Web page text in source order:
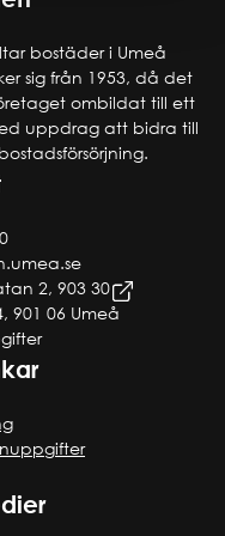
bostäder i Umeå
sig från 1953, då det
ombildat till ett
uppdrag att bidra till
2, 903 30
901 06 Umeå